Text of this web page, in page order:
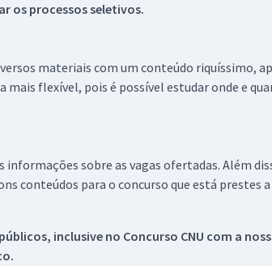
os processos seletivos.
materiais com um conteúdo riquíssimo,
flexível, pois é possível estudar onde e
informações sobre as vagas ofertadas. Além
conteúdos para o concurso que está prestes a
inclusive no Concurso CNU com a